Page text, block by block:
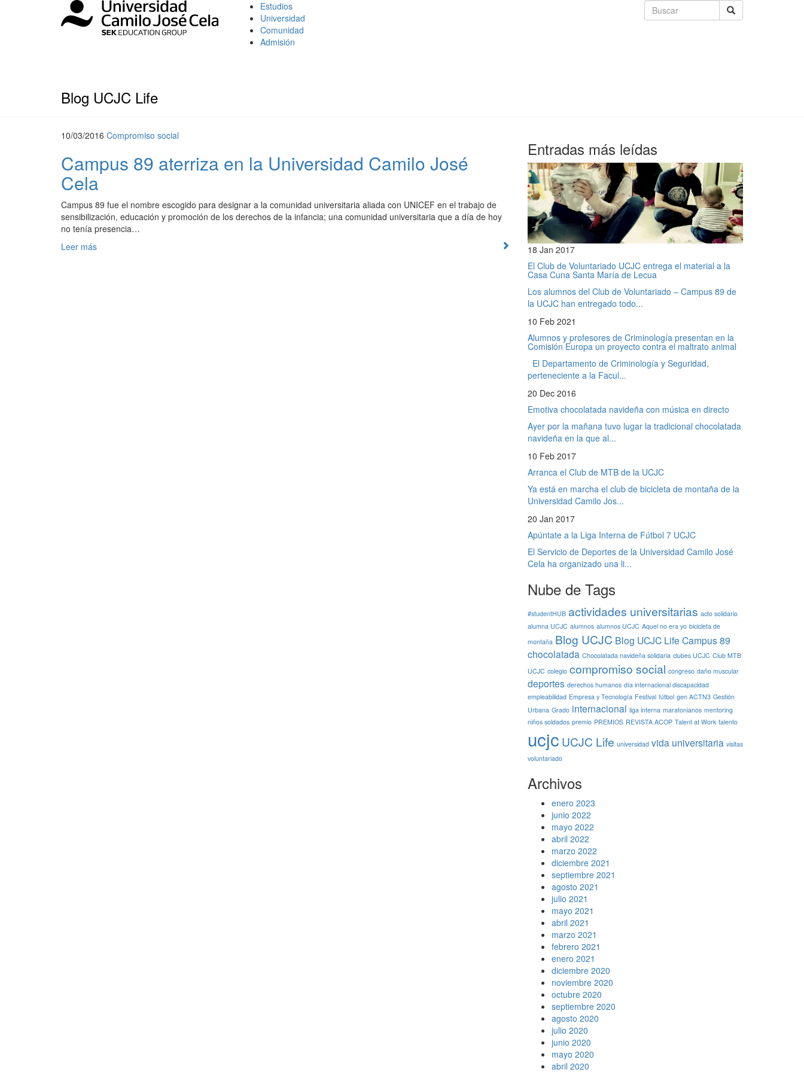
Estudios
Universidad
Comunidad
Admisión
Blog UCJC Life
10/03/2016 Compromiso social
Campus 89 aterriza en la Universidad Camilo José
Cela
Campus 89 fue el nombre escogido para designar a la comunidad universitaria aliada con UNICEF en el trabajo de
sensibilización, educación y promoción de los derechos de la infancia; una comunidad universitaria que a día de hoy
no tenía presencia…
Leer más
Entradas más leídas
18 Jan 2017
El Club de Voluntariado UCJC entrega el material a la
Casa Cuna Santa María de Lecua
Los alumnos del Club de Voluntariado – Campus 89 de
la UCJC han entregado todo...
10 Feb 2021
Alumnos y profesores de Criminología presentan en la
Comisión Europa un proyecto contra el maltrato animal
El Departamento de Criminología y Seguridad,
perteneciente a la Facul...
20 Dec 2016
Emotiva chocolatada navideña con música en directo
Ayer por la mañana tuvo lugar la tradicional chocolatada
navideña en la que al...
10 Feb 2017
Arranca el Club de MTB de la UCJC
Ya está en marcha el club de bicicleta de montaña de la
Universidad Camilo Jos...
20 Jan 2017
Apúntate a la Liga Interna de Fútbol 7 UCJC
El Servicio de Deportes de la Universidad Camilo José
Cela ha organizado una li...
Nube de Tags
#studentHUB actividades universitarias acto solidario
alumna UCJC alumnos alumnos UCJC Aquel no era yo bicicleta de
montaña Blog UCJC Blog UCJC Life Campus 89
chocolatada Chocolatada navideña solidaria clubes UCJC Club MTB
UCJC colegio compromiso social congreso daño muscular
deportes derechos humanos día internacional discapacidad
empleabilidad Empresa y Tecnología Festival fútbol gen ACTN3 Gestión
Urbana Grado internacional liga interna maratonianos mentoring
niños soldados premio PREMIOS REVISTA ACOP Talent at Work talento
ucjc UCJC Life universidad vida universitaria visitas
voluntariado
Archivos
enero 2023
junio 2022
mayo 2022
abril 2022
marzo 2022
diciembre 2021
septiembre 2021
agosto 2021
julio 2021
mayo 2021
abril 2021
marzo 2021
febrero 2021
enero 2021
diciembre 2020
noviembre 2020
octubre 2020
septiembre 2020
agosto 2020
julio 2020
junio 2020
mayo 2020
abril 2020